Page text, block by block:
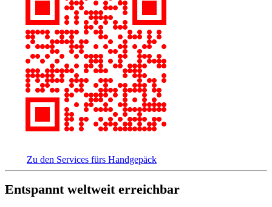
Zu den Services fürs Handgepäck
Entspannt weltweit erreichbar